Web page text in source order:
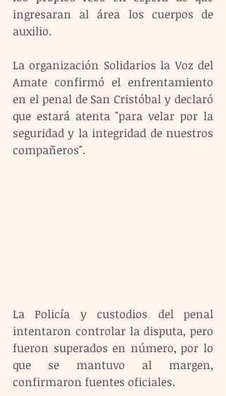
ingresaran al área los cuerpos de
auxilio.
La organización Solidarios la Voz del
Amate confirmó el enfrentamiento
en el penal de San Cristóbal y declaró
que estará atenta "para velar por la
seguridad y la integridad de nuestros
compañeros".
La Policía y custodios del penal
intentaron controlar la disputa, pero
fueron superados en número, por lo
que se mantuvo al margen,
confirmaron fuentes oficiales.